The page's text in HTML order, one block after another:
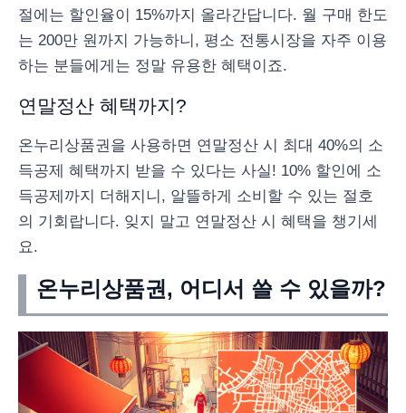
절에는 할인율이 15%까지 올라간답니다. 월 구매 한도
는 200만 원까지 가능하니, 평소 전통시장을 자주 이용
하는 분들에게는 정말 유용한 혜택이죠.
연말정산 혜택까지?
온누리상품권을 사용하면 연말정산 시 최대 40%의 소
득공제 혜택까지 받을 수 있다는 사실! 10% 할인에 소
득공제까지 더해지니, 알뜰하게 소비할 수 있는 절호
의 기회랍니다. 잊지 말고 연말정산 시 혜택을 챙기세
요.
온누리상품권, 어디서 쓸 수 있을까?